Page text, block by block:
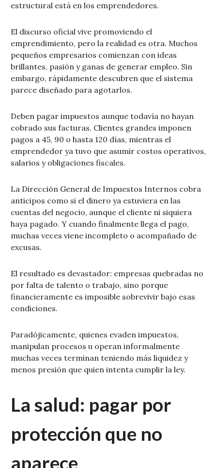
estructural está en los emprendedores.
El discurso oficial vive promoviendo el
emprendimiento, pero la realidad es otra. Muchos
pequeños empresarios comienzan con ideas
brillantes, pasión y ganas de generar empleo. Sin
embargo, rápidamente descubren que el sistema
parece diseñado para agotarlos.
Deben pagar impuestos aunque todavía no hayan
cobrado sus facturas. Clientes grandes imponen
pagos a 45, 90 o hasta 120 días, mientras el
emprendedor ya tuvo que asumir costos operativos,
salarios y obligaciones fiscales.
La Dirección General de Impuestos Internos cobra
anticipos como si el dinero ya estuviera en las
cuentas del negocio, aunque el cliente ni siquiera
haya pagado. Y cuando finalmente llega el pago,
muchas veces viene incompleto o acompañado de
excusas.
El resultado es devastador: empresas quebradas no
por falta de talento o trabajo, sino porque
financieramente es imposible sobrevivir bajo esas
condiciones.
Paradójicamente, quienes evaden impuestos,
manipulan procesos u operan informalmente
muchas veces terminan teniendo más liquidez y
menos presión que quien intenta cumplir la ley.
La salud: pagar por
protección que no
aparece